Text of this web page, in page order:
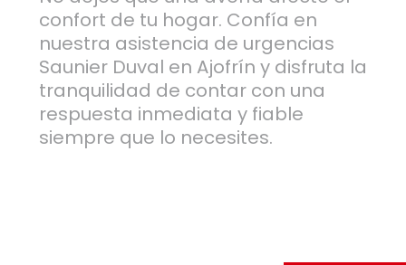
confort de tu hogar. Confía en
nuestra asistencia de urgencias
Saunier Duval en Ajofrín y disfruta la
tranquilidad de contar con una
respuesta inmediata y fiable
siempre que lo necesites.